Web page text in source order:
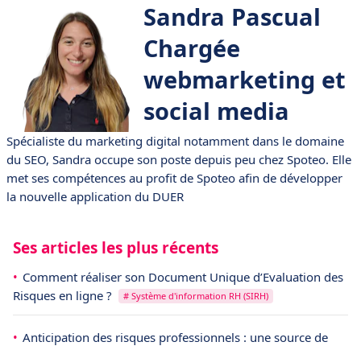
Sandra Pascual
Chargée
webmarketing et
social media
Spécialiste du marketing digital notamment dans le domaine
du SEO, Sandra occupe son poste depuis peu chez Spoteo. Elle
met ses compétences au profit de Spoteo afin de développer
la nouvelle application du DUER
Ses articles les plus récents
Comment réaliser son Document Unique d’Evaluation des
Risques en ligne ?
# Système d'information RH (SIRH)
Anticipation des risques professionnels : une source de